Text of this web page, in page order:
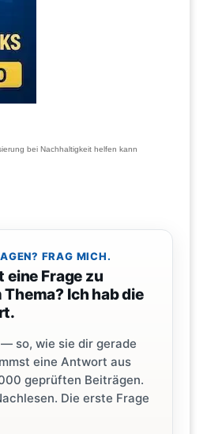
bei Nachhaltigkeit helfen kann
FRAG MICH.
eine Frage zu
Thema? Ich hab die
so, wie sie dir gerade
eine Antwort aus
geprüften Beiträgen.
Die erste Frage